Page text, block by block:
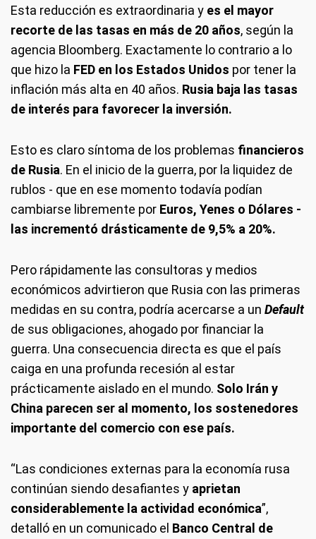
Esta reducción es extraordinaria y es el mayor
recorte de las tasas en más de 20 años, según la
agencia Bloomberg. Exactamente lo contrario a lo
que hizo la FED en los Estados Unidos por tener la
inflación más alta en 40 años. Rusia baja las tasas
de interés para favorecer la inversión.
Esto es claro síntoma de los problemas financieros
de Rusia. En el inicio de la guerra, por la liquidez de
rublos - que en ese momento todavía podían
cambiarse libremente por Euros, Yenes o Dólares -
las incrementó drásticamente de 9,5% a 20%.
Pero rápidamente las consultoras y medios
económicos advirtieron que Rusia con las primeras
medidas en su contra, podría acercarse a un Default
de sus obligaciones, ahogado por financiar la
guerra. Una consecuencia directa es que el país
caiga en una profunda recesión al estar
prácticamente aislado en el mundo. Solo Irán y
China parecen ser al momento, los sostenedores
importante del comercio con ese país.
“Las condiciones externas para la economía rusa
continúan siendo desafiantes y aprietan
considerablemente la actividad económica”,
detalló en un comunicado el Banco Central de